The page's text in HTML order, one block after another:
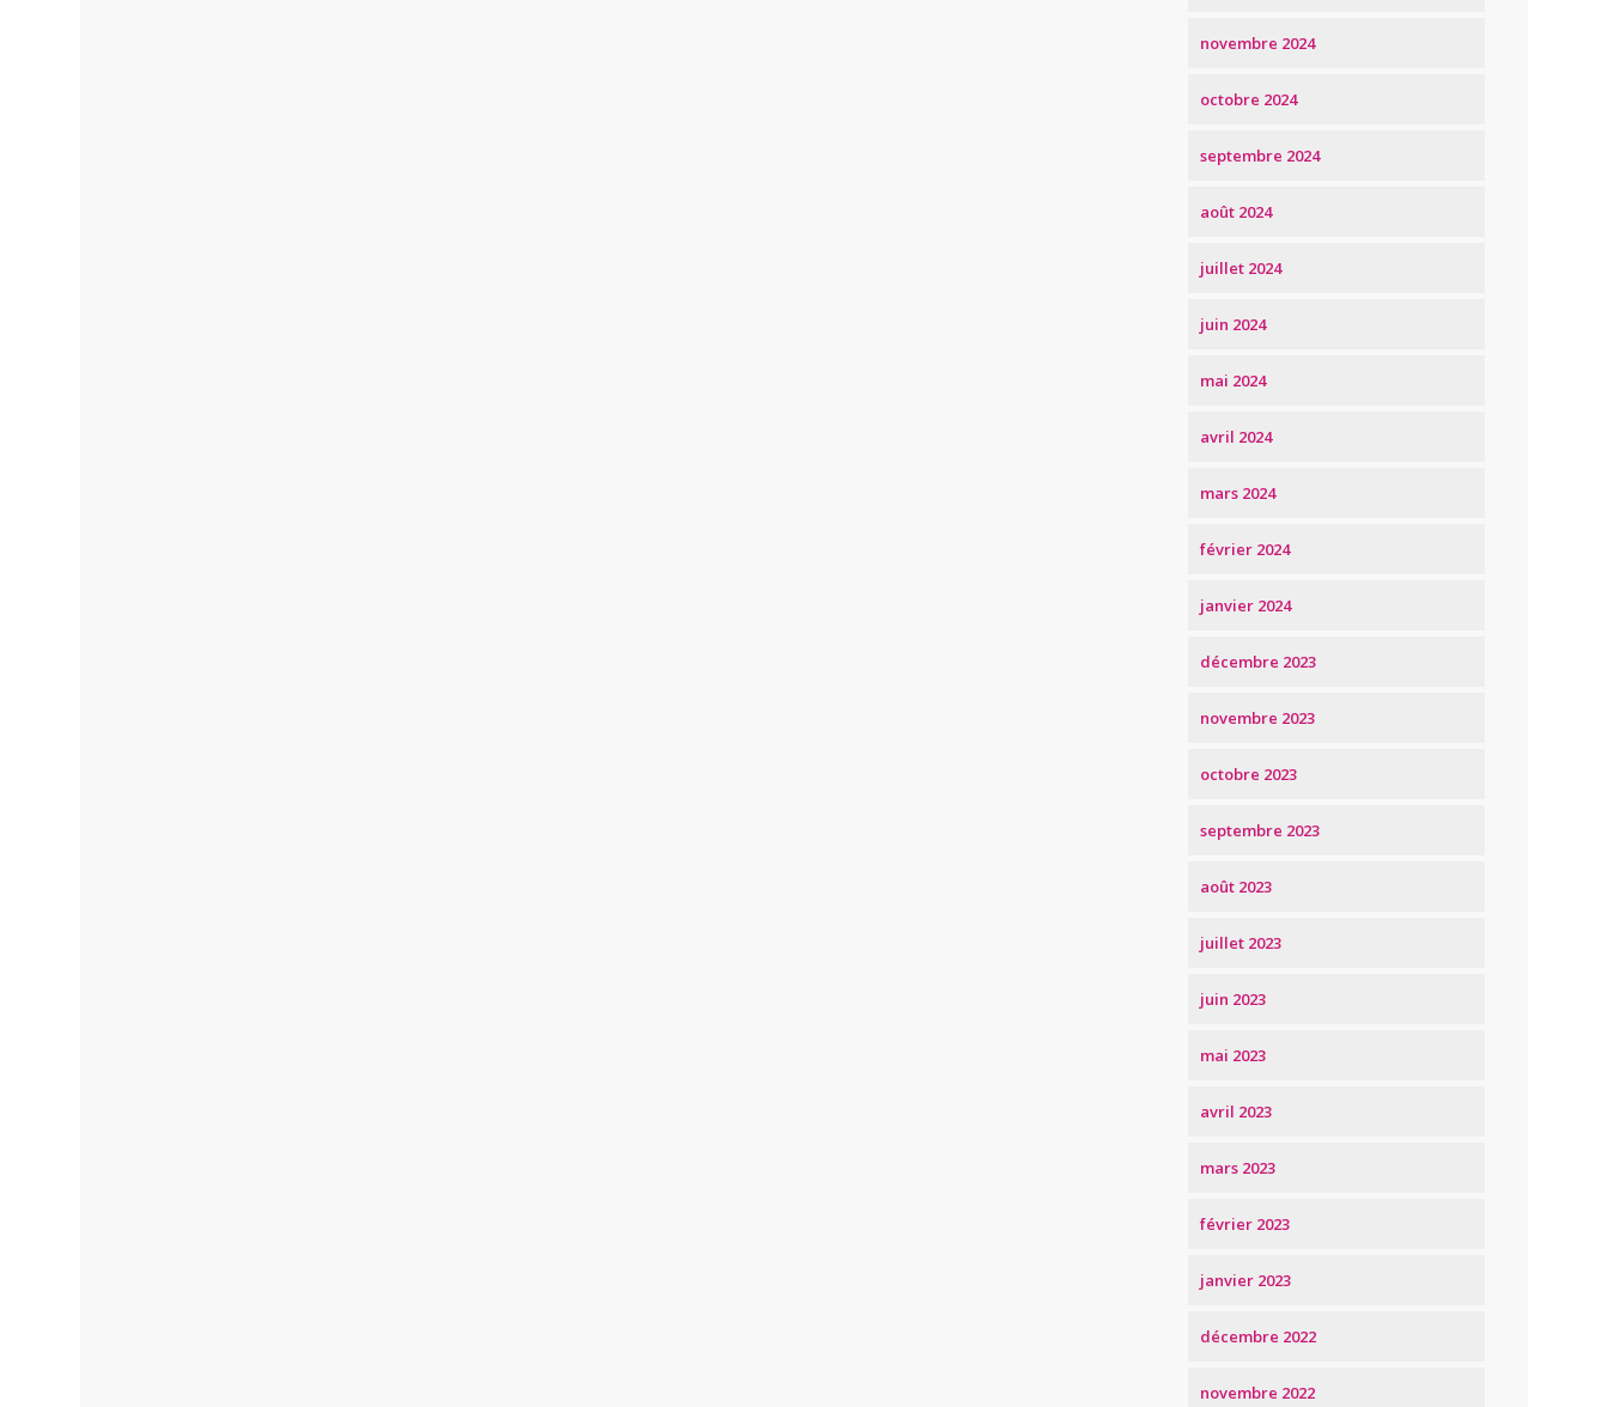
novembre 2024
octobre 2024
septembre 2024
août 2024
juillet 2024
juin 2024
mai 2024
avril 2024
mars 2024
février 2024
janvier 2024
décembre 2023
novembre 2023
octobre 2023
septembre 2023
août 2023
juillet 2023
juin 2023
mai 2023
avril 2023
mars 2023
février 2023
janvier 2023
décembre 2022
novembre 2022